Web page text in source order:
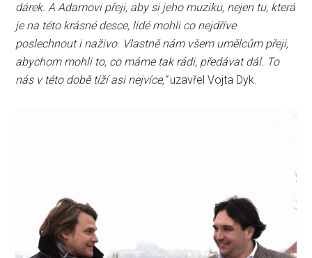
dárek. A Adamovi přeji, aby si jeho muziku, nejen tu, která
je na této krásné desce, lidé mohli co nejdříve
poslechnout i naživo. Vlastně nám všem umělcům přeji,
abychom mohli to, co máme tak rádi, předávat dál. To
nás v této době tíží asi nejvíce,“uzavřel Vojta Dyk.